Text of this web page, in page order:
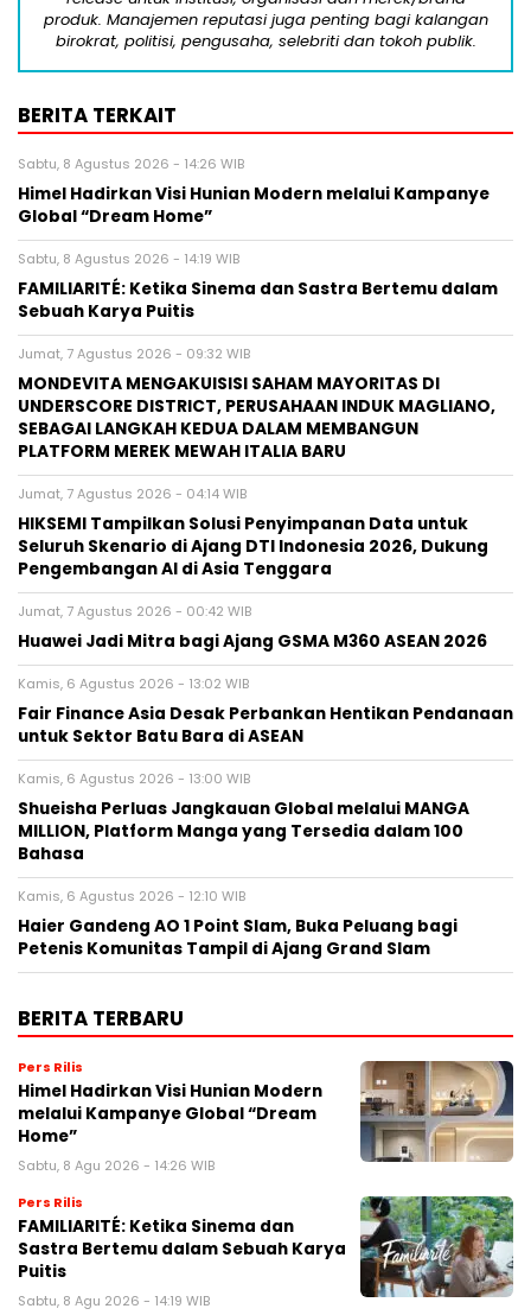
produk. Manajemen reputasi juga penting bagi kalangan
birokrat, politisi, pengusaha, selebriti dan tokoh publik.
BERITA TERKAIT
Sabtu, 8 Agustus 2026 - 14:26 WIB
Himel Hadirkan Visi Hunian Modern melalui Kampanye
Global “Dream Home”
Sabtu, 8 Agustus 2026 - 14:19 WIB
FAMILIARITÉ: Ketika Sinema dan Sastra Bertemu dalam
Sebuah Karya Puitis
Jumat, 7 Agustus 2026 - 09:32 WIB
MONDEVITA MENGAKUISISI SAHAM MAYORITAS DI
UNDERSCORE DISTRICT, PERUSAHAAN INDUK MAGLIANO,
SEBAGAI LANGKAH KEDUA DALAM MEMBANGUN
PLATFORM MEREK MEWAH ITALIA BARU
Jumat, 7 Agustus 2026 - 04:14 WIB
HIKSEMI Tampilkan Solusi Penyimpanan Data untuk
Seluruh Skenario di Ajang DTI Indonesia 2026, Dukung
Pengembangan AI di Asia Tenggara
Jumat, 7 Agustus 2026 - 00:42 WIB
Huawei Jadi Mitra bagi Ajang GSMA M360 ASEAN 2026
Kamis, 6 Agustus 2026 - 13:02 WIB
Fair Finance Asia Desak Perbankan Hentikan Pendanaan
untuk Sektor Batu Bara di ASEAN
Kamis, 6 Agustus 2026 - 13:00 WIB
Shueisha Perluas Jangkauan Global melalui MANGA
MILLION, Platform Manga yang Tersedia dalam 100
Bahasa
Kamis, 6 Agustus 2026 - 12:10 WIB
Haier Gandeng AO 1 Point Slam, Buka Peluang bagi
Petenis Komunitas Tampil di Ajang Grand Slam
BERITA TERBARU
Pers Rilis
Himel Hadirkan Visi Hunian Modern
melalui Kampanye Global “Dream
Home”
Sabtu, 8 Agu 2026 - 14:26 WIB
Pers Rilis
FAMILIARITÉ: Ketika Sinema dan
Sastra Bertemu dalam Sebuah Karya
Puitis
Sabtu, 8 Agu 2026 - 14:19 WIB